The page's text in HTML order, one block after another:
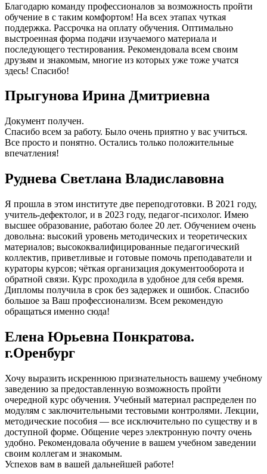
Благодарю команду профессионалов за возможность пройти
обучение в с таким комфортом! На всех этапах чуткая
поддержка. Рассрочка на оплату обучения. Оптимально
выстроенная форма подачи изучаемого материала и
последующего тестирования. Рекомендовала всем своим
друзьям и знакомым, многие из которых уже тоже учатся
здесь! Спасибо!
Прыгунова Ирина Дмитриевна
Документ получен.
Спасибо всем за работу. Было очень приятно у вас учиться.
Все просто и понятно. Остались только положительные
впечатления!
Руднева Светлана Владиславовна
Я прошла в этом институте две переподготовки. В 2021 году,
учитель-дефектолог, и в 2023 году, педагог-психолог. Имею
высшее образование, работаю более 20 лет. Обучением очень
довольна: высокий уровень методических и теоретических
материалов; высококвалифицированные педагогический
коллектив, приветливые и готовые помочь преподаватели и
кураторы курсов; чёткая организация документооборота и
обратной связи. Курс проходила в удобное для себя время.
Дипломы получила в срок без задержек и ошибок. Спасибо
большое за Ваш профессионализм. Всем рекомендую
обращаться именно сюда!
Елена Юрьевна Понкратова.
г.Оренбург
Хочу выразить искреннюю признательность вашему учебному
заведению за предоставленную возможность пройти
очередной курс обучения. Учебный материал распределен по
модулям с заключительными тестовыми контролями. Лекции,
методические пособия — все исключительно по существу и в
доступной форме. Общение через электронную почту очень
удобно. Рекомендовала обучение в вашем учебном заведении
своим коллегам и знакомым.
Успехов вам в вашей дальнейшей работе!